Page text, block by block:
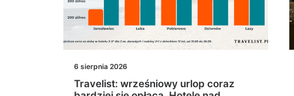
6 sierpnia 2026
Travelist: wrześniowy urlop coraz